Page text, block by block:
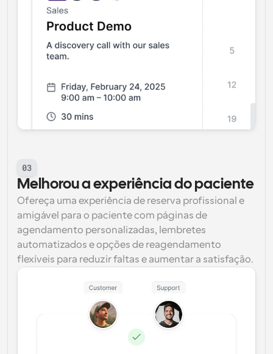
03
Melhorou a experiência do paciente
Ofereça uma experiência de reserva profissional e
amigável para o paciente com páginas de
agendamento personalizadas, lembretes
automatizados e opções de reagendamento
flexíveis para reduzir faltas e aumentar a satisfação.